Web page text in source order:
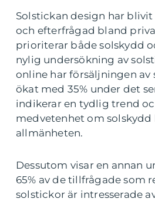
Solstickan design har
och efterfrågad bland
prioriterar både solskydd
nylig undersökning av
online har försäljningen av
ökat med 35% under det
indikerar en tydlig trend
medvetenhet om solskydd
allmänheten.
Dessutom visar en annan
65% av de tillfrågade som
solstickor är intresserade